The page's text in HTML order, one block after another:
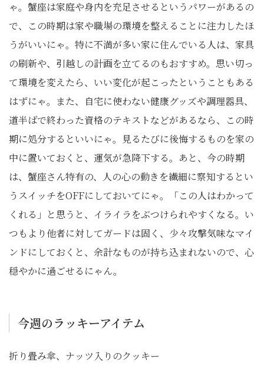
ゃ。蟹座は家庭や身内を充足させるというパワーがあるの
で、この時期は家や職場の環境を整えることに注力したほ
うがいいにゃ。特に不満が多い家に住んでいる人は、家具
の刷新や、引越しの計画を立てるのもおすすめ。思い切っ
て環境を変えたら、いい変化が起こったということもある
はずにゃ。また、自宅に使わない健康グッズや調理器具、
道半ばで終わった資格のテキストなどがあるなら、この時
期に処分するといいにゃ。見るたびに後悔するものを家の
中に置いておくと、運気が急降下する。あと、今の時期
は、蟹座さん特有の、人の心の動きを繊細に察知するとい
うスイッチをOFFにしておいてにゃ。「この人はわかって
くれる」と思うと、イライラをぶつけられやすくなる。い
つもより他者に対してガードは固く、少々攻撃気味なマイ
ンドにしておくと、余計なものが持ち込まれないので、心
穏やかに過ごせるにゃん。
今週のラッキーアイテム
折り畳み傘、ナッツ入りのクッキー